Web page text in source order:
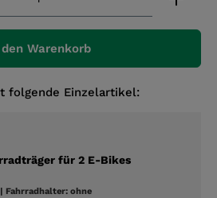
Warenkorb
folgende Einzelartikel:
für 2 E-Bikes
| Fahrradhalter: ohne